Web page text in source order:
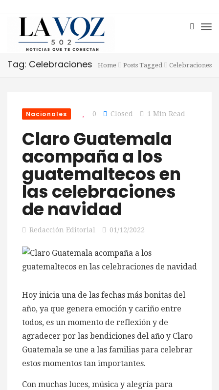
Tag: Celebraciones Home Posts Tagged Celebraciones
Nacionales 0 Closed 1 Min Read
Claro Guatemala
acompaña a los
guatemaltecos en
las celebraciones
de navidad
Redacción Editorial 01/12/2022
Hoy inicia una de las fechas más bonitas del
año, ya que genera emoción y cariño entre
todos, es un momento de reflexión y de
agradecer por las bendiciones del año y Claro
Guatemala se une a las familias para celebrar
estos momentos tan importantes.
Con muchas luces, música y alegría para